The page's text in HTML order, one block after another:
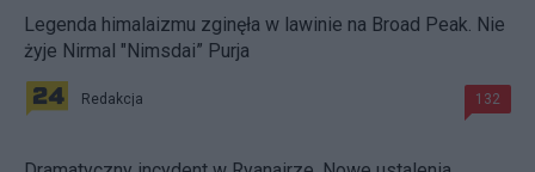
Legenda himalaizmu zginęła w lawinie na Broad Peak. Nie
żyje Nirmal "Nimsdai” Purja
Redakcja 132